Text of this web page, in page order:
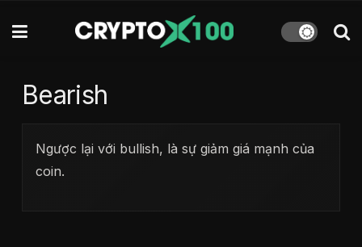
Bearish
Ngược lại với bullish, là sự giảm giá mạnh của
coin.